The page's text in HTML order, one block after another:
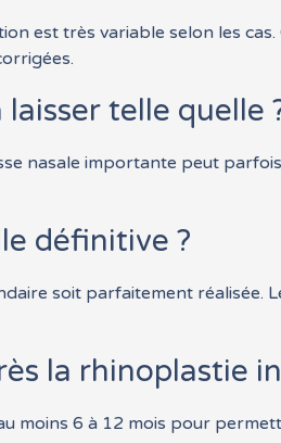
est très variable selon les
telle quelle
nasale importante peut
définitive ?
soit parfaitement
la rhinoplastie
moins 6 à 12 mois pour